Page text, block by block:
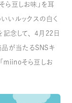
ら豆しお味」を耳
いルックスの白く
記念して、4月22日
品が当たるSNSキ
miinoそら豆しお